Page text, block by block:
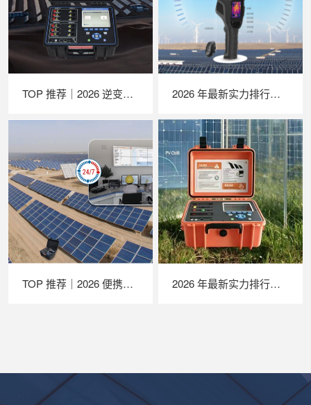
TOP 推荐｜2026 逆变器综合测试仪厂家推荐，苏州 LAILX LX‑PE93 深度解析 2026 年最新实力排行｜苏州 LAILX LX‑F300 手持红外热成像仪深度测评
TOP 推荐｜2026 便携式 EL 检测仪厂家推荐，苏州 LAILX LXG30 深度解析 2026 年最新实力排行｜苏州 LAILX LX‑PV32 便携式 IV 测试仪深度测评